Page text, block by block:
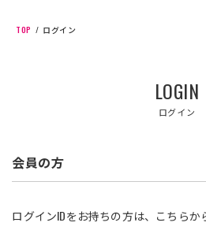
カテゴリから探す
ナップスメンバーズ
店舗を探
TOP ログイン
LOGIN
ログイン
会員の方
ログインIDをお持ちの方は、こちらか